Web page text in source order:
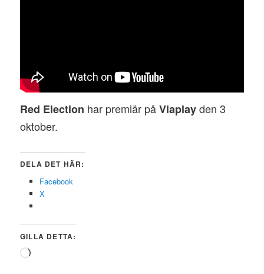
Red Election har premiär påViaplayden 3
oktober.
DELA DET HÄR:
Facebook
X
GILLA DETTA:
Laddar